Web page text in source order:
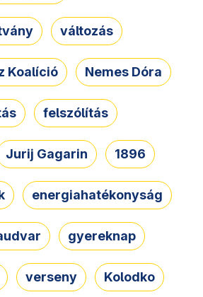
változás
Koalíció Nemes Dóra
felszólítás
Jurij Gagarin 1896
energiahatékonyság
gyereknap
verseny Kolodko